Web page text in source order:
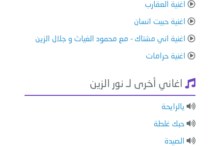
اغنية العقارب
اغنية حبيت انسان
اغنية اني مشتاك - مع محمود الغياث و جلال الزين
اغنية حرامات
اغاني أخرى لـ نور الزين
يالرايحة
حبك غلطة
الصيدة